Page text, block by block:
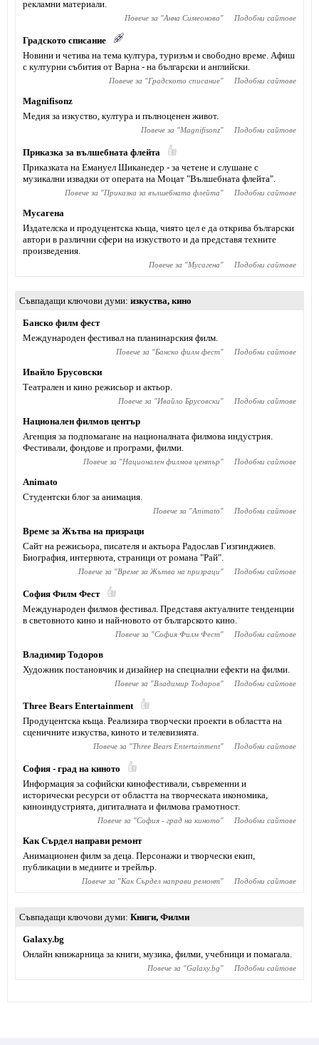
рекламни материали.
Повече за "Анна Симеонова" Подобни сайтове
Градското списание
Новини и четива на тема култура, туризъм и свободно време. Афиш
с културни събития от Варна - на български и английски.
Повече за "Градското списание" Подобни сайтове
Magnifisonz
Медия за изкуство, култура и пълноценен живот.
Повече за "Magnifisonz" Подобни сайтове
Приказка за вълшебната флейта
Приказката на Емануел Шиканедер - за четене и слушане с
музикални извадки от операта на Моцат "Вълшебната флейта".
Повече за "Приказка за вълшебната флейта" Подобни сайтове
Мусагена
Издателска и продуцентска къща, чиято цел е да открива български
автори в различни сфери на изкуството и да представя техните
произведения.
Повече за "Мусагена" Подобни сайтове
Съвпадащи ключови думи изкуства, кино
Банско филм фест
Международен фестивал на планинарския филм.
Повече за "Банско филм фест" Подобни сайтове
Ивайло Брусовски
Театрален и кино режисьор и актьор.
Повече за "Ивайло Брусовски" Подобни сайтове
Национален филмов център
Агенция за подпомагане на националната филмова индустрия.
Фестивали, фондове и програми, филми.
Повече за "Национален филмов център" Подобни сайтове
Animato
Студентски блог за анимация.
Повече за "Animato" Подобни сайтове
Време за Жътва на призраци
Сайт на режисьора, писателя и актьора Радослав Гизгинджиев‎.
Биография, интервюта, страници от романа "Рай".
Повече за "Време за Жътва на призраци" Подобни сайтове
София Филм Фест
Международен филмов фестивал. Представя актуалните тенденции
в световното кино и най-новото от българското кино.
Повече за "София Филм Фест" Подобни сайтове
Владимир Тодоров
Художник постановчик и дизайнер на специални ефекти на филми.
Повече за "Владимир Тодоров" Подобни сайтове
Тhree Bears Entertainment
Продуцентска къща. Реализира творчески проекти в областта на
сценичните изкуства, киното и телевизията.
Повече за "Тhree Bears Entertainment" Подобни сайтове
София - град на киното
Информация за софийски кинофестивали, съвременни и
исторически ресурси от областта на творческата икономика,
киноиндустрията, дигиталната и филмова грамотност.
Повече за "София - град на киното" Подобни сайтове
Как Сърдел направи ремонт
Анимационен филм за деца. Персонажи и творчески екип,
публикации в медиите и трейлър.
Повече за "Как Сърдел направи ремонт" Подобни сайтове
Съвпадащи ключови думи Книги, Филми
Galaxy.bg
Онлайн книжарница за книги, музика, филми, учебници и помагала.
Повече за "Galaxy.bg" Подобни сайтове